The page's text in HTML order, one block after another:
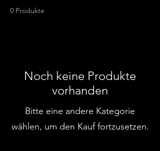
0 Produkte
Noch keine Produkte
vorhanden
Bitte eine andere Kategorie
wählen, um den Kauf fortzusetzen.